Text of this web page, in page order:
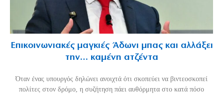
Επικοινωνιακές μαγκιές Άδωνι μπας και αλλάξει
την… καμένη ατζέντα
Όταν ένας υπουργός δηλώνει ανοιχτά ότι σκοπεύει να βιντεοσκοπεί
πολίτες στον δρόμο, η συζήτηση πάει αυθόρμητα στο κατά πόσο